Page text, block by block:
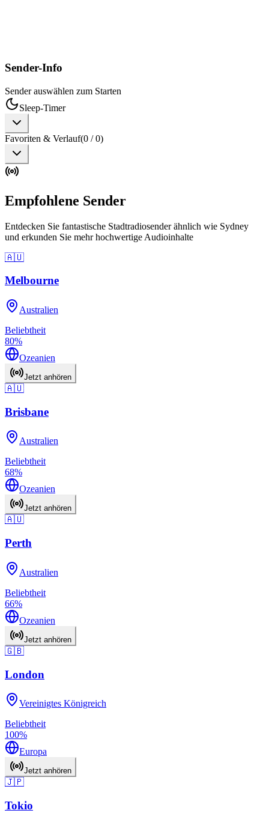
Sender-Info
Sender auswählen zum Starten
Sleep-Timer
Favoriten & Verlauf(0 /0)
Empfohlene Sender
Entdecken Sie fantastische Stadtradiosender ähnlich wie Sydney
und erkunden Sie mehr hochwertige Audioinhalte
🇦🇺
Melbourne
Australien
Beliebtheit
80%
Ozeanien
Jetzt anhören
🇦🇺
Brisbane
Australien
Beliebtheit
68%
Ozeanien
Jetzt anhören
🇦🇺
Perth
Australien
Beliebtheit
66%
Ozeanien
Jetzt anhören
🇬🇧
London
Vereinigtes Königreich
Beliebtheit
100%
Europa
Jetzt anhören
🇯🇵
Tokio